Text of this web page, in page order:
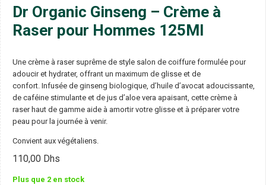
Dr Organic Ginseng – Crème à
Raser pour Hommes 125Ml
Une crème à raser suprême de style salon de coiffure formulée pour
adoucir et hydrater, offrant un maximum de glisse et de
confort. Infusée de ginseng biologique, d’huile d’avocat adoucissante,
de caféine stimulante et de jus d’aloe vera apaisant, cette crème à
raser haut de gamme aide à amortir votre glisse et à préparer votre
peau pour la journée à venir.
Convient aux végétaliens.
110,00 Dhs
Plus que 2 en stock